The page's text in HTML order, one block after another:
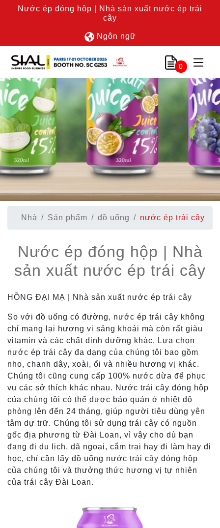
Nước ép đóng hộp | Nhà sản xuất nước ép trái
cây
Ngôn ngữ
0
Nhà Sản phẩm đồ uống nước ép trái cây
Nước ép đóng hộp | Nhà
sản xuất nước ép trái cây
HỒNG ĐẠI MẠ | Nhà sản xuất nước ép trái cây
So với đồ uống có đường, nước ép trái cây không
chỉ mang lại hương vị sảng khoái mà còn rất giàu
vitamin và các chất dinh dưỡng khác. Lựa chọn
nước ép trái cây đa dạng của chúng tôi bao gồm
nho, chanh dây, xoài, ổi và nhiều hương vị khác.
Chúng tôi cũng cung cấp 100% nước dừa để phục
vụ các sở thích khác nhau. Nước trái cây đóng hộp
của chúng tôi có thể được bảo quản ở nhiệt độ
phòng lên đến 24 tháng, giúp người tiêu dùng yên
tâm dự trữ. Chúng tôi sử dụng trái cây có nguồn
gốc địa phương từ Đài Loan, vì vậy cho dù bạn
đang đi du lịch, dã ngoại, cắm trại hay đi làm hay đi
học, chỉ cần lấy đồ uống nước trái cây đóng hộp
của chúng tôi và thưởng thức hương vị tự nhiên
của trái cây Đài Loan.